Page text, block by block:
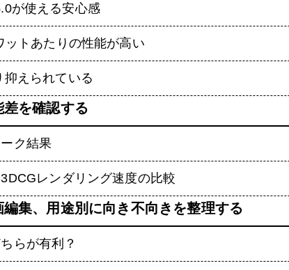
が使える安心感
トあたりの性能が高い
えられている
を確認する
ク結果
レンダリング速度の比較
集、用途別に向き不向きを整理する
らが有利？